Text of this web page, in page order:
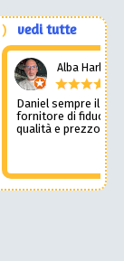
vedi tutte
Alba Harley
Daniel sempre il
fornitore di fiducia
qualità e prezzo